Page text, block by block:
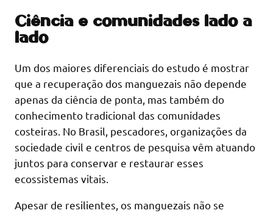
Ciência e comunidades lado a
lado
Um dos maiores diferenciais do estudo é mostrar
que a recuperação dos manguezais não depende
apenas da ciência de ponta, mas também do
conhecimento tradicional das comunidades
costeiras. No Brasil, pescadores, organizações da
sociedade civil e centros de pesquisa vêm atuando
juntos para conservar e restaurar esses
ecossistemas vitais.
Apesar de resilientes, os manguezais não se